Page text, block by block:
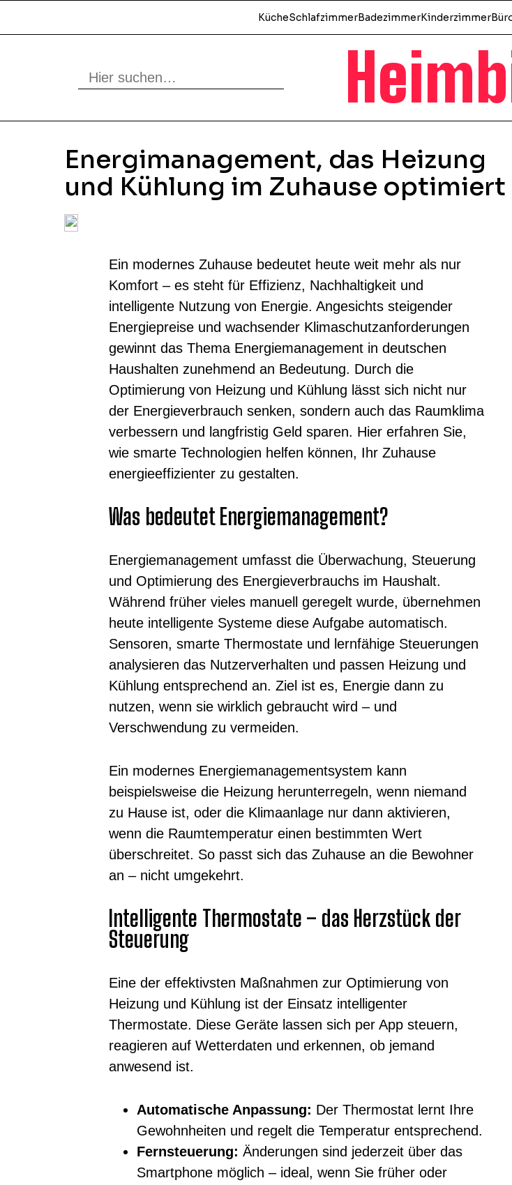
KücheSchlafzimmerBadezimmerKinderzimmer
Energi­management, das Heizung
und Kühlung im Zuhause optimiert
Ein modernes Zuhause bedeutet heute weit mehr als nur
Komfort – es steht für Effizienz, Nachhaltigkeit und
intelligente Nutzung von Energie. Angesichts steigender
Energiepreise und wachsender Klimaschutzanforderungen
gewinnt das Thema Energiemanagement in deutschen
Haushalten zunehmend an Bedeutung. Durch die
Optimierung von Heizung und Kühlung lässt sich nicht nur
der Energieverbrauch senken, sondern auch das Raumklima
verbessern und langfristig Geld sparen. Hier erfahren Sie,
wie smarte Technologien helfen können, Ihr Zuhause
energieeffizienter zu gestalten.
Was bedeutet Energiemanagement?
Energiemanagement umfasst die Überwachung, Steuerung
und Optimierung des Energieverbrauchs im Haushalt.
Während früher vieles manuell geregelt wurde, übernehmen
heute intelligente Systeme diese Aufgabe automatisch.
Sensoren, smarte Thermostate und lernfähige Steuerungen
analysieren das Nutzerverhalten und passen Heizung und
Kühlung entsprechend an. Ziel ist es, Energie dann zu
nutzen, wenn sie wirklich gebraucht wird – und
Verschwendung zu vermeiden.
Ein modernes Energiemanagementsystem kann
beispielsweise die Heizung herunterregeln, wenn niemand
zu Hause ist, oder die Klimaanlage nur dann aktivieren,
wenn die Raumtemperatur einen bestimmten Wert
überschreitet. So passt sich das Zuhause an die Bewohner
an – nicht umgekehrt.
Intelligente Thermostate – das Herzstück der
Steuerung
Eine der effektivsten Maßnahmen zur Optimierung von
Heizung und Kühlung ist der Einsatz intelligenter
Thermostate. Diese Geräte lassen sich per App steuern,
reagieren auf Wetterdaten und erkennen, ob jemand
anwesend ist.
Automatische Anpassung: Der Thermostat lernt Ihre
Gewohnheiten und regelt die Temperatur entsprechend.
Fernsteuerung: Änderungen sind jederzeit über das
Smartphone möglich – ideal, wenn Sie früher oder